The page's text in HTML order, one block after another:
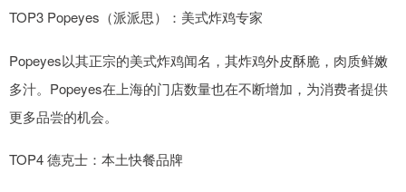
TOP3 Popeyes（派派思）：美式炸鸡专家
Popeyes以其正宗的美式炸鸡闻名，其炸鸡外皮酥脆，肉质鲜嫩
多汁。Popeyes在上海的门店数量也在不断增加，为消费者提供
更多品尝的机会。
TOP4 德克士：本土快餐品牌